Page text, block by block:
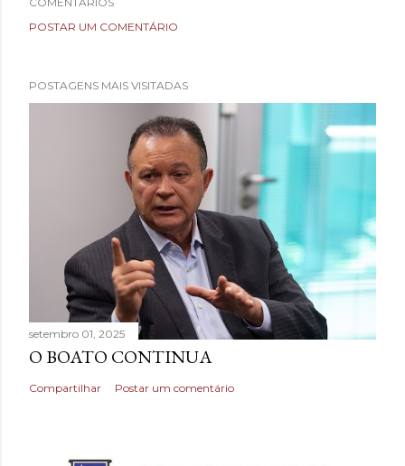
POSTAR UM COMENTÁRIO
POSTAGENS MAIS VISITADAS
setembro 01, 2025
O BOATO CONTINUA
Compartilhar Postar um comentário